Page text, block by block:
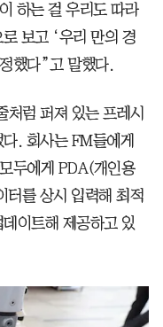
하는 걸 우리도 따라
보고 ‘우리 만의 경
했다”고 말했다.
처럼 퍼져 있는 프레시
. 회사는 FM들에게
두에게 PDA(개인용
터를 상시 입력해 최적
이트해 제공하고 있